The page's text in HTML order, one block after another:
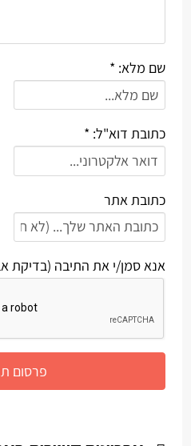
שם מלא: *
כתובת דוא"ל: *
כתובת אתר
אנא סמן/י את התיבה (בדיקת